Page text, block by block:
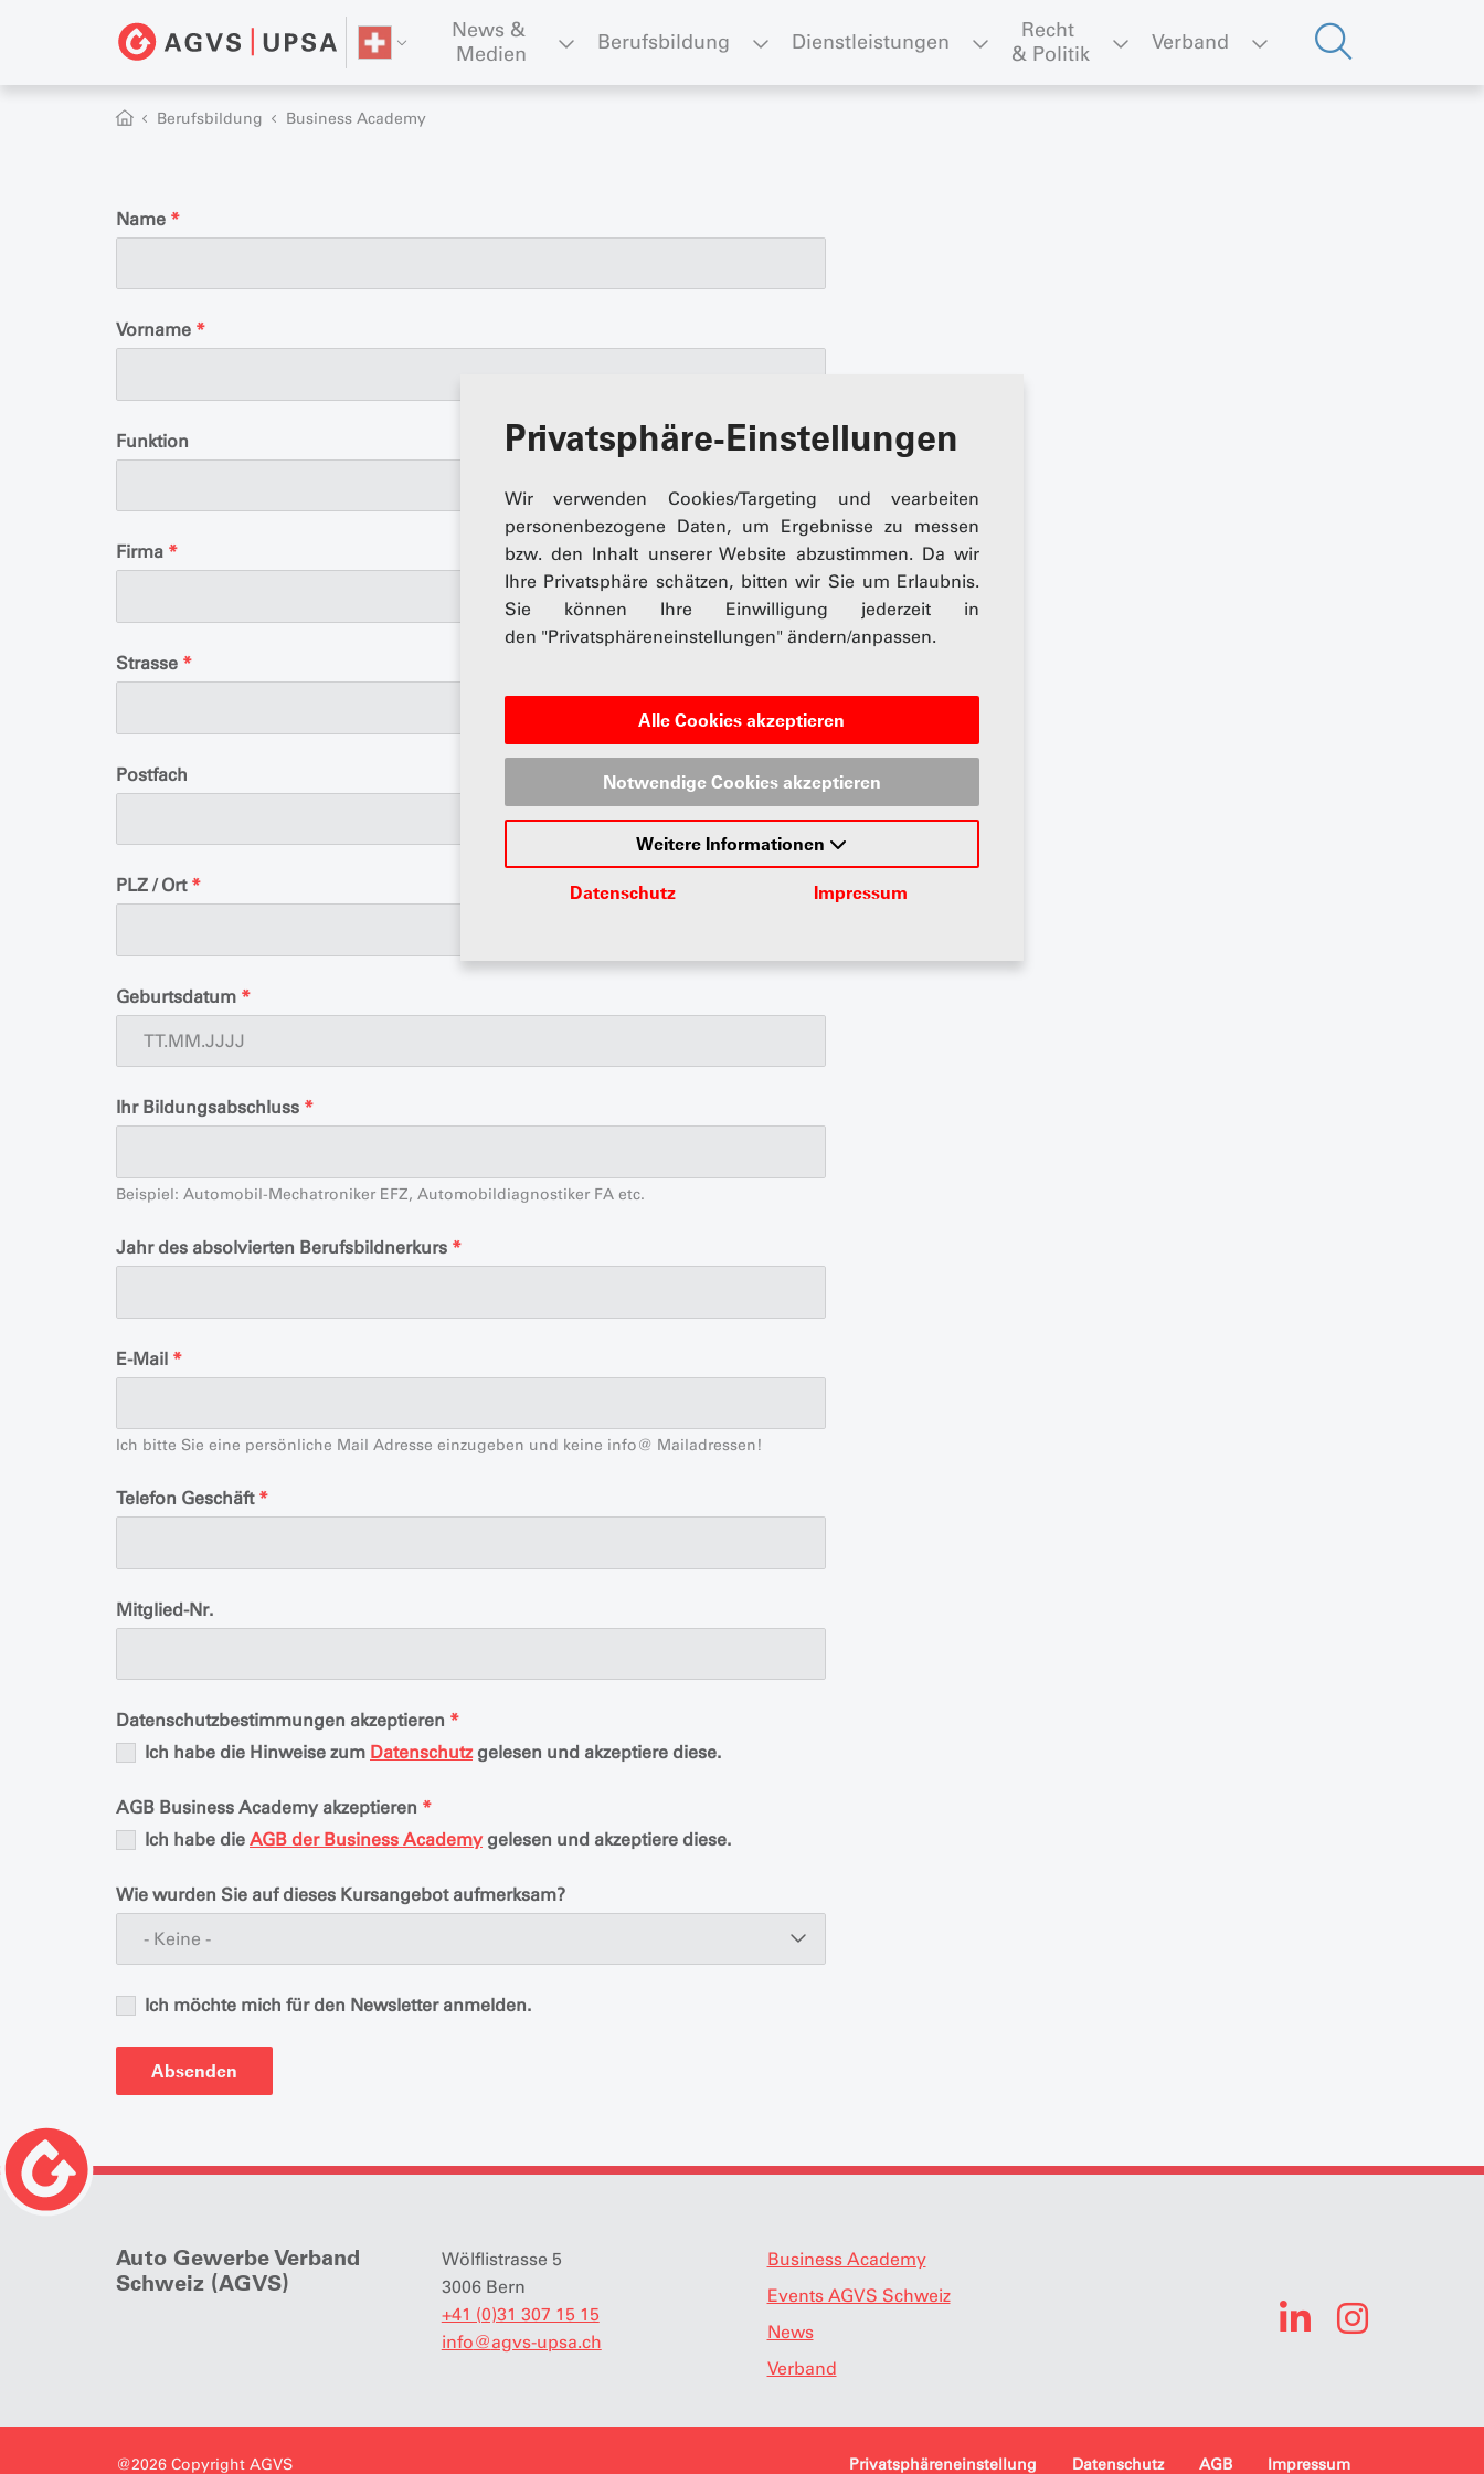
Privatsphäre-Einstellungen
Wir verwenden Cookies/Targeting und vearbeiten
personenbezogene Daten, um Ergebnisse zu messen
bzw. den Inhalt unserer Website abzustimmen. Da wir
Ihre Privatsphäre schätzen, bitten wir Sie um Erlaubnis.
Sie können Ihre Einwilligung jederzeit in
den "Privatsphäreneinstellungen" ändern/anpassen.
Alle Cookies akzeptieren
Notwendige Cookies akzeptieren
Weitere Informationen
Datenschutz Impressum
News &
Medien
Berufsbildung Dienstleistungen
Recht
& Politik
Verband
Berufsbildung Business Academy
Name *
Vorname *
Funktion
Firma *
Strasse *
Postfach
PLZ / Ort *
Geburtsdatum *
Ihr Bildungsabschluss *
Beispiel: Automobil-Mechatroniker EFZ, Automobildiagnostiker FA etc.
Jahr des absolvierten Berufsbildnerkurs *
E-Mail *
Ich bitte Sie eine persönliche Mail Adresse einzugeben und keine info@ Mailadressen!
Telefon Geschäft *
Mitglied-Nr.
Datenschutzbestimmungen akzeptieren *
Ich habe die Hinweise zum Datenschutzgelesen und akzeptiere diese.
AGB Business Academy akzeptieren *
Ich habe die AGB der Business Academygelesen und akzeptiere diese.
Wie wurden Sie auf dieses Kursangebot aufmerksam?
- Keine -
Ich möchte mich für den Newsletter anmelden.
Absenden
Auto Gewerbe Verband
Schweiz (AGVS)
Wölflistrasse 5
3006 Bern
+41 (0)31 307 15 15
info@agvs-upsa.ch
Business Academy
Events AGVS Schweiz
News
Verband
@2026 Copyright AGVS Privatsphäreneinstellung Datenschutz AGB Impressum